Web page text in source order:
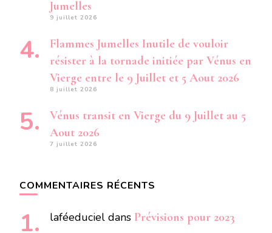
Jumelles
9 juillet 2026
Flammes Jumelles Inutile de vouloir
résister à la tornade initiée par Vénus en
Vierge entre le 9 Juillet et 5 Aout 2026
8 juillet 2026
Vénus transit en Vierge du 9 Juillet au 5
Aout 2026
7 juillet 2026
COMMENTAIRES RÉCENTS
laféeduciel dans Prévisions pour 2023